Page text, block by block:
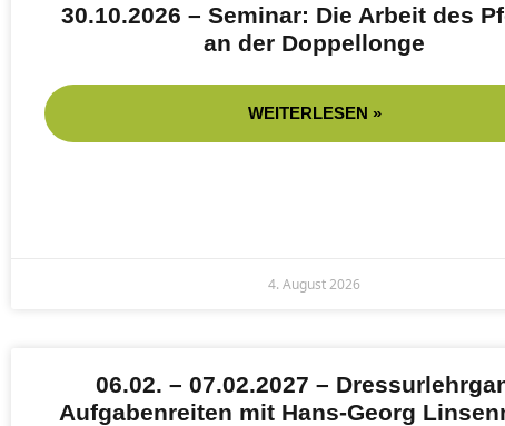
30.10.2026 – Seminar: Die Arbeit des
an der Doppellonge
WEITERLESEN »
4. August 2026
06.02. – 07.02.2027 –
Aufgabenreiten mit Hans-Georg